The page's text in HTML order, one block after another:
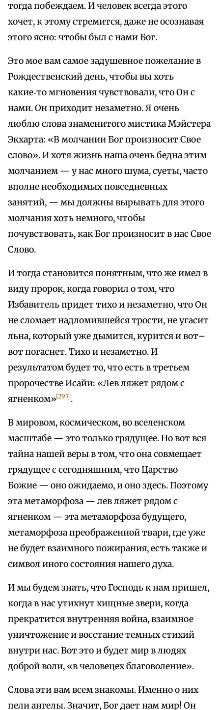
тогда побеждаем. И человек всегда этого
хочет, к этому стремится, даже не осознавая
этого ясно: чтобы был с нами Бог.
Это мое вам самое задушевное пожелание в
Рождественский день, чтобы вы хоть
какие‑то мгновения чувствовали, что Он с
нами. Он приходит незаметно. Я очень
люблю слова знаменитого мистика Мэйстера
Экхарта: «В молчании Бог произносит Свое
слово». И хотя жизнь наша очень бедна этим
молчанием — у нас много шума, суеты, часто
вполне необходимых повседневных
занятий, — мы должны вырывать для этого
молчания хоть немного, чтобы
почувствовать, как Бог произносит в нас Свое
Слово.
И тогда становится понятным, что же имел в
виду пророк, когда говорил о том, что
Избавитель придет тихо и незаметно, что Он
не сломает надломившейся трости, не угасит
льна, который уже дымится, курится и вот–
вот погаснет. Тихо и незаметно. И
результатом будет то, что есть в третьем
пророчестве Исайи: «Лев ляжет рядом с
ягненком»[297].
В мировом, космическом, во вселенском
масштабе — это только грядущее. Но вот вся
тайна нашей веры в том, что она совмещает
грядущее с сегодняшним, что Царство
Божие — оно ожидаемо, и оно здесь. Поэтому
эта метаморфоза — лев ляжет рядом с
ягненком — эта метаморфоза будущего,
метаморфоза преображенной твари, где уже
не будет взаимного пожирания, есть также и
символ иного состояния нашего духа.
И мы будем знать, что Господь к нам пришел,
когда в нас утихнут хищные звери, когда
прекратится внутренняя война, взаимное
уничтожение и восстание темных стихий
внутри нас. Вот это и будет мир в людях
доброй воли, «в человецех благоволение».
Слова эти вам всем знакомы. Именно о них
пели ангелы. Значит, Бог дает нам мир! Он